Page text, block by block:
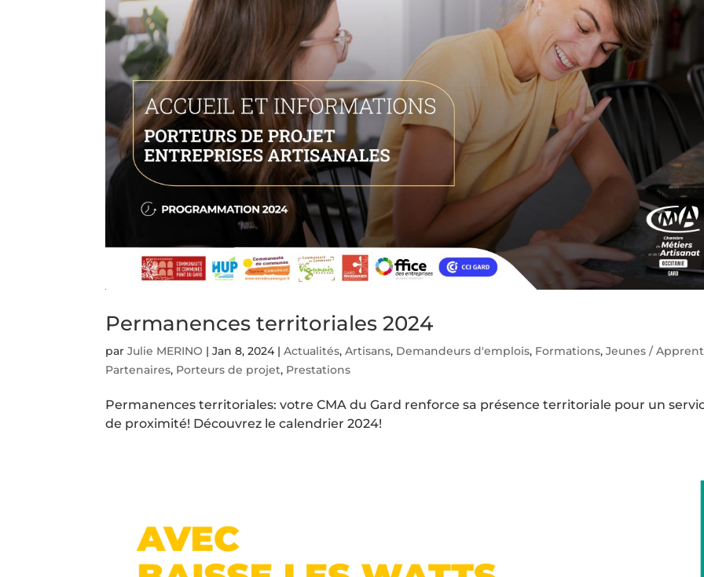
Permanences territoriales 2024
parJulie MERINO |Jan 8, 2024|Actualités,Artisans, Demandeurs d'emplois, Formations,Jeunes /
Partenaires, Porteurs de projet, Prestations
Permanences territoriales: votre CMA du Gard renforce sa présence territoriale pour un
de proximité! Découvrez le calendrier 2024!